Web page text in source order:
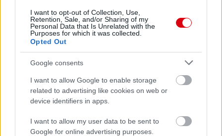
I want to opt-out of Collection, Use,
Retention, Sale, and/or Sharing of my
Personal Data that Is Unrelated with the
Purposes for which it was collected.
Opted Out
Google consents
I want to allow Google to enable storage
related to advertising like cookies on web or
device identifiers in apps.
I want to allow my user data to be sent to
Google for online advertising purposes.
ELŐZŐ MÉRKŐZÉSEK
Támogatás
Támogasd adományoddal
a ManUtdFanatics.hu működését!